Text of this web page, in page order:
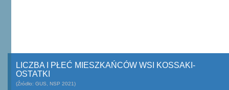
LICZBA I PŁEĆ MIESZKAŃCÓW WSI KOSSAKI-
OSTATKI
(Źródło: GUS, NSP 2021)